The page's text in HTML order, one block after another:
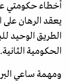
أخطاء حكومتي
يعقد الرهان
الطريق الوحيد
الحكومية
ومهمة ساعي